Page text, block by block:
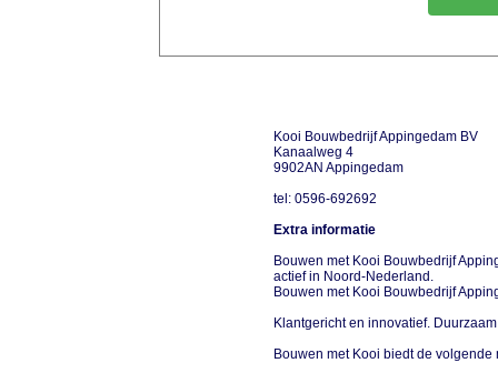
Kooi Bouwbedrijf Appingedam BV
Kanaalweg 4
9902AN Appingedam
tel: 0596-692692
Extra informatie
Bouwen met Kooi Bouwbedrijf
actief in Noord-Nederland.
Bouwen met Kooi Bouwbedrijf
Klantgericht en innovatief.
Bouwen met Kooi biedt de